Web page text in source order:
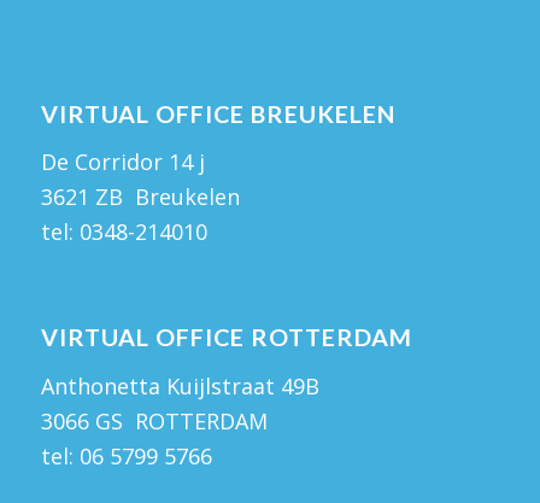
VIRTUAL OFFICE BREUKELEN
De Corridor 14 j
3621 ZB Breukelen
tel: 0348-214010
VIRTUAL OFFICE ROTTERDAM
Anthonetta Kuijlstraat 49B
3066 GS ROTTERDAM
tel: 06 5799 5766